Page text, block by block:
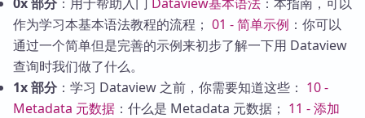
作为学习本基本语法教程的流程； 01 - 简单示例 ：你可以
通过一个简单但是完善的示例来初步了解一下用 Dataview
查询时我们做了什么。
1x 部分：学习 Dataview 之前，你需要知道这些： 10 -
Metadata 元数据 ：什么是 Metadata 元数据； 11 - 添加